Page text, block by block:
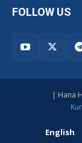
FOLLOW US
English